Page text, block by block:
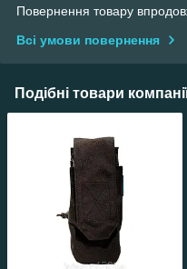
Повернення товару
Всі умови повернення
Подібні товари